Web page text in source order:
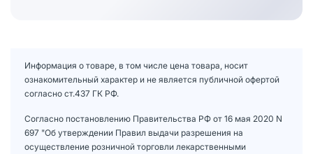
Информация о товаре, в том числе цена товара, носит
ознакомительный характер и не является публичной офертой
согласно ст.437 ГК РФ.
Согласно постановлению Правительства РФ от 16 мая 2020 N
697 "Об утверждении Правил выдачи разрешения на
осуществление розничной торговли лекарственными